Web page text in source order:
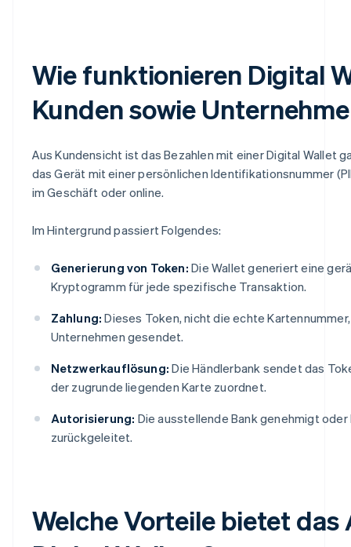
Wie funktionieren Digital
Kunden sowie
Aus Kundensicht ist das Bezahlen mit einer Digital Wallet
das Gerät mit einer persönlichen Identifikationsnummer
im Geschäft oder online.
Im Hintergrund passiert Folgendes:
Generierung von Token: Die Wallet generiert eine
Kryptogramm für jede spezifische Transaktion.
Zahlung: Dieses Token, nicht die echte
Unternehmen gesendet.
Netzwerkauflösung: Die Händlerbank sendet das
der zugrunde liegenden Karte zuordnet.
Autorisierung: Die ausstellende Bank genehmigt
zurückgeleitet.
Welche Vorteile bietet